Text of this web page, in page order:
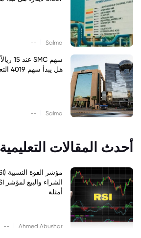
Salma
--
هل يبدأ سهم 4019 التعافي؟
Salma
--
أحدث المقالات التعليمية
أمثلة
Ahmed Abushar
--